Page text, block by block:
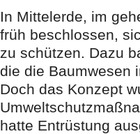
In Mittelerde, im
früh beschlossen,
zu schützen. Dazu
die die Baumwesen
Doch das Konzept
hatte Entrüstung